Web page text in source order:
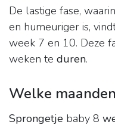
De lastige fase,
en humeuriger is,
week 7 en 10. Deze
weken te duren.
Welke
Sprongetje baby 8